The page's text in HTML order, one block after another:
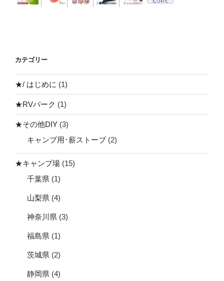
カテゴリー
★/ はじめに (1)
★RVパーク (1)
★その他DIY (3)
キャンプ用･薪ストーブ (2)
★キャンプ場 (15)
千葉県 (1)
山梨県 (4)
神奈川県 (3)
福島県 (1)
茨城県 (2)
静岡県 (4)